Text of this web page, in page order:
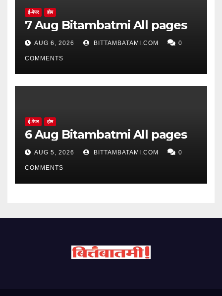
ई-पेपर होम
7 Aug Bitambatmi All pages
AUG 6, 2026 BITTAMBATAMI.COM 0
COMMENTS
ई-पेपर होम
6 Aug Bitambatmi All pages
AUG 5, 2026 BITTAMBATAMI.COM 0
COMMENTS